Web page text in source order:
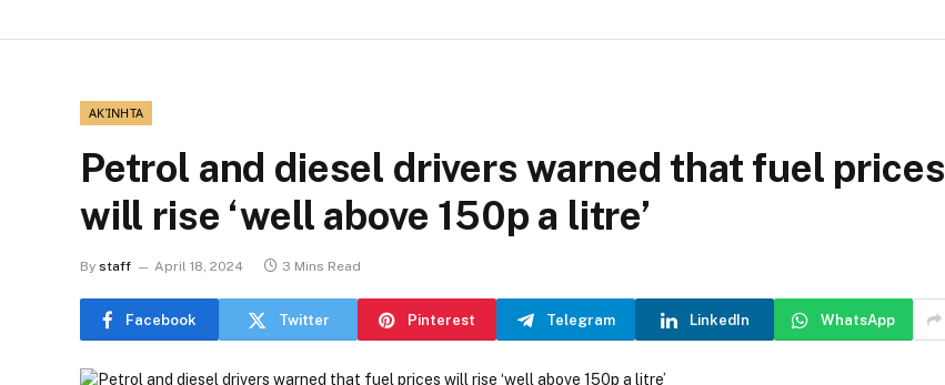
ΑΚΊΝΗΤΑ
Petrol and diesel drivers warned that fuel prices
will rise ‘well above 150p a litre’
By staff April 18, 2024 3 Mins Read
Facebook Twitter Pinterest Telegram LinkedIn WhatsApp